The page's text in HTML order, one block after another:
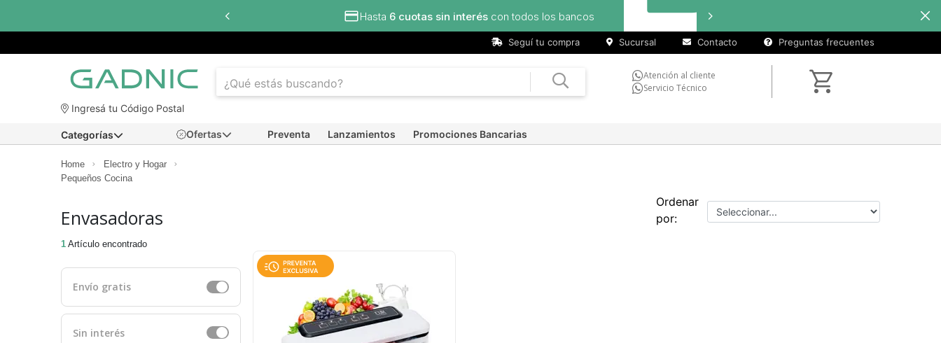
Hasta 6 cuotas sin interés con todos los bancos
Seguí tu compra Sucursal Contacto Preguntas frecuentes
Atención al cliente
Servicio Técnico
Ingresá tu Código Postal
Ofertas Preventa Lanzamientos Promociones Bancarias
Categorías
Home
Electro y Hogar
Pequeños Cocina
Envasadoras
1 Artículo encontrado
Envío gratis
Sin interés
Ordenar
por: